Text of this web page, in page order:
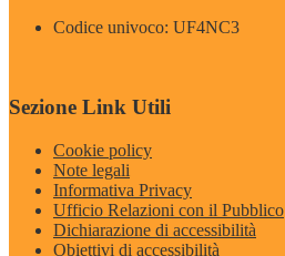
Codice univoco: UF4NC3
Sezione Link Utili
Cookie policy
Note legali
Informativa Privacy
Ufficio Relazioni con il Pubblico
Dichiarazione di accessibilità
Obiettivi di accessibilità